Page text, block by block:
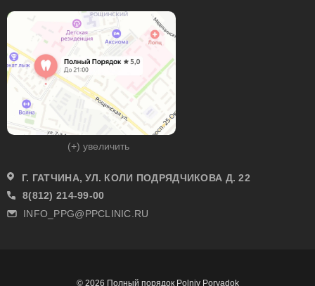
(+) увеличить
Г. ГАТЧИНА, УЛ. КОЛИ ПОДРЯДЧИКОВА Д. 22
8(812) 214-99-00
INFO_PPG@PPCLINIC.RU
© 2026 Полный порядок Polniy Poryadok